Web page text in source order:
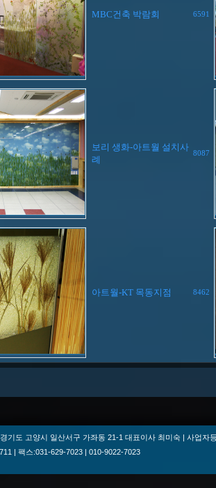
MBC건축 박람회 6591
보리 생화-아트월 설치사
례
8087
아트월-KT 목동지점 8462
경기도 고양시 일산서구 가좌동 21-1 대표이사 최미숙 | 사업자
| 팩스:031-629-7023 | 010-9022-7023